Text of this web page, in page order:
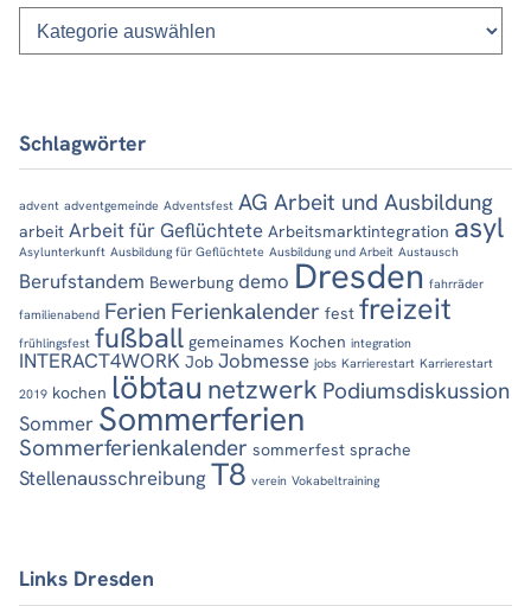
Schlagwörter
advent adventgemeinde Adventsfest AG Arbeit und Ausbildung
arbeit Arbeit für Geflüchtete Arbeitsmarktintegration asyl
Asylunterkunft Ausbildung für Geflüchtete Ausbildung und Arbeit Austausch
Berufstandem Bewerbung demo Dresden fahrräder
familienabend Ferien Ferienkalender fest freizeit
frühlingsfest fußball gemeinames Kochen integration
INTERACT4WORK Job Jobmesse jobs Karrierestart Karrierestart
2019 kochen löbtau netzwerk Podiumsdiskussion
Sommer Sommerferien
Sommerferienkalender sommerfest sprache
Stellenausschreibung T8 verein Vokabeltraining
Links Dresden